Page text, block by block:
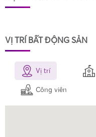
VỊ TRÍ BẤT ĐỘNG SẢN
Vị trí
Công viên